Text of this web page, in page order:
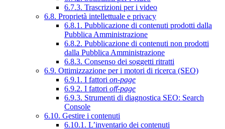
6.7.3. Trascrizioni per i video
6.8. Proprietà intellettuale e privacy
6.8.1. Pubblicazione di contenuti prodotti dalla
Pubblica Amministrazione
6.8.2. Pubblicazione di contenuti non prodotti
dalla Pubblica Amministrazione
6.8.3. Consenso dei soggetti ritratti
6.9. Ottimizzazione per i motori di ricerca (SEO)
6.9.1. I fattori on-page
6.9.2. I fattori off-page
6.9.3. Strumenti di diagnostica SEO: Search
Console
6.10. Gestire i contenuti
6.10.1. L’inventario dei contenuti